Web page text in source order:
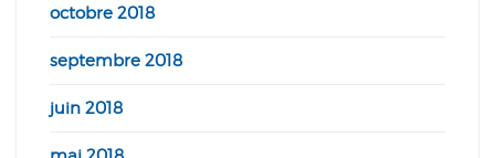
octobre 2018
septembre 2018
juin 2018